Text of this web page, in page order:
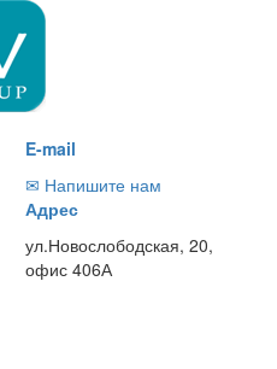
E-mail
✉ Напишите нам
Адрес
ул.Новослободская, 20,
офис 406А